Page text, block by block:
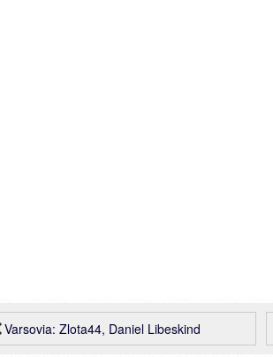
Varsovia: Zlota44, Daniel Libeskind